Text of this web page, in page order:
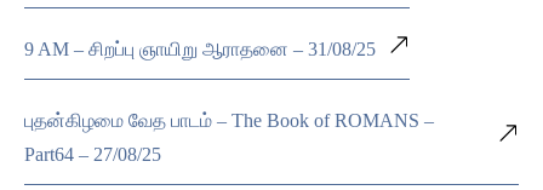
9 AM – சிறப்பு ஞாயிறு ஆராதனை – 31/08/25
புதன்கிழமை வேத பாடம் – The Book of ROMANS –
Part64 – 27/08/25